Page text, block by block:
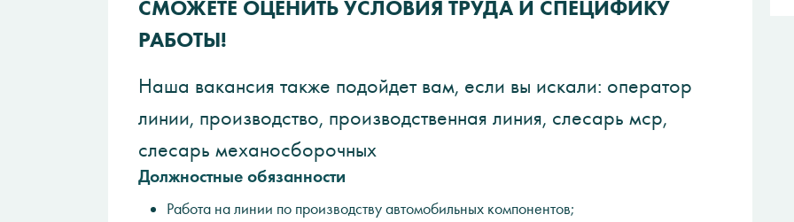
СМОЖЕТЕ ОЦЕНИТЬ УСЛОВИЯ ТРУДА И СПЕЦИФИКУ
РАБОТЫ!
Наша вакансия также подойдет вам, если вы искали: оператор
линии, производство, производственная линия, слесарь мср,
слесарь механосборочных
Должностные обязанности
Работа на линии по производству автомобильных компонентов;